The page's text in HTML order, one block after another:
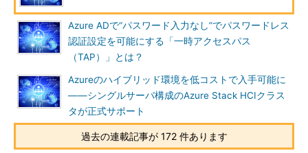
Azure ADで“パスワード入力なし”でパスワードレス
認証設定を可能にする「一時アクセスパス
（TAP）」とは？
Azureのハイブリッド環境を低コストで入手可能に
――シングルサーバ構成のAzure Stack HCIクラス
タが正式サポート
過去の連載記事が 172 件あります